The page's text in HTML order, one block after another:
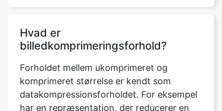
Forholdet mellem ukomprimeret og
komprimeret størrelse er kendt som
datakompressionsforholdet. For eksempel
har en repræsentation, der reducerer en
fils lagerplads fra 100 MB til 50 mB, et
kompressionsforhold på 100/50 = 2, ofte
noteret som et eksplicit forhold, 2:1 eller